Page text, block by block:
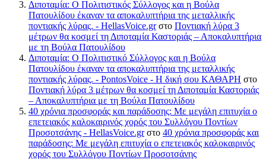
Διποταμία: Ο Πολιτιστικός Σύλλογος και η Βούλα
Πατουλίδου έκαναν τα αποκαλυπτήρια της μεταλλικής
ποντιακής λύρας. - HellasVoice.grστο Ποντιακή λύρα 3
μέτρων θα κοσμεί τη Διποταμία Καστοριάς – Αποκαλυπτήρια
με τη Βούλα Πατουλίδου
Διποταμία: Ο Πολιτιστικό Σύλλογος και η Βούλα
Πατουλίδου έκαναν τα αποκαλυπτήρια της μεταλλικής
ποντιακής λύρας. - PontosVoice - H δική σου ΚΑΘΑΡΗ στο
Ποντιακή λύρα 3 μέτρων θα κοσμεί τη Διποταμία Καστοριάς
– Αποκαλυπτήρια με τη Βούλα Πατουλίδου
40 χρόνια προσφοράς και παράδοσης: Με μεγάλη επιτυχία ο
επετειακός καλοκαιρινός χορός του Συλλόγου Ποντίων
Προσοτσάνης - HellasVoice.grστο 40 χρόνια προσφοράς και
παράδοσης: Με μεγάλη επιτυχία ο επετειακός καλοκαιρινός
χορός του Συλλόγου Ποντίων Προσοτσάνης